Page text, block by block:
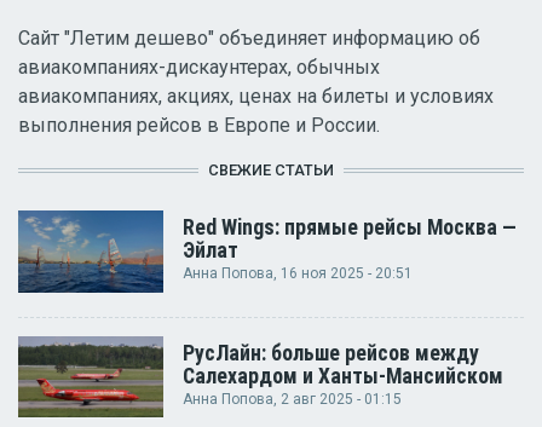
Сайт "Летим дешево" объединяет информацию об
авиакомпаниях-дискаунтерах, обычных
авиакомпаниях, акциях, ценах на билеты и условиях
выполнения рейсов в Европе и России.
СВЕЖИЕ СТАТЬИ
Red Wings: прямые рейсы Москва —
Эйлат
Анна Попова, 16 ноя 2025 - 20:51
РусЛайн: больше рейсов между
Салехардом и Ханты-Мансийском
Анна Попова , 2 авг 2025 - 01:15